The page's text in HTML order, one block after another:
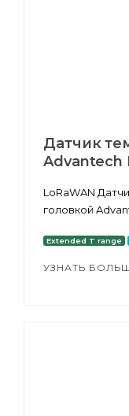
Датчик
Advantech
LoRaWAN
головкой
Extended T range
УЗНАТЬ